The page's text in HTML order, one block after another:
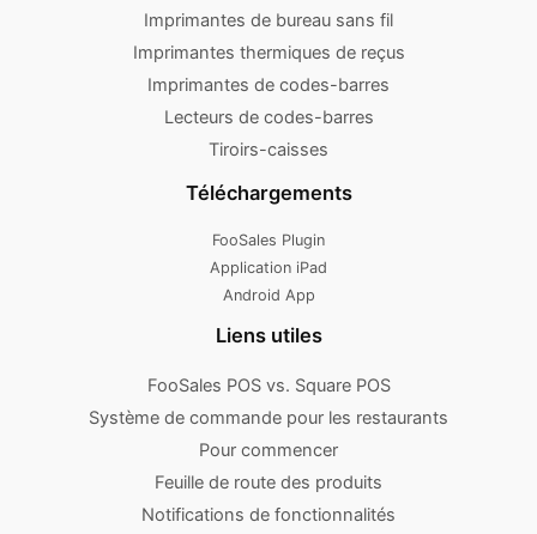
Imprimantes de bureau sans fil
Imprimantes thermiques de reçus
Imprimantes de codes-barres
Lecteurs de codes-barres
Tiroirs-caisses
Téléchargements
FooSales Plugin
Application iPad
Android App
Liens utiles
FooSales POS vs. Square POS
Système de commande pour les restaurants
Pour commencer
Feuille de route des produits
Notifications de fonctionnalités